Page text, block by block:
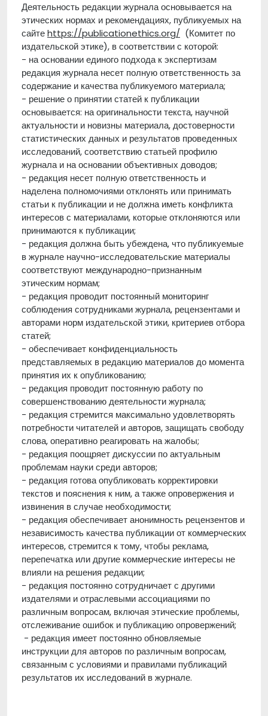
Деятельность редакции журнала основывается на
этических нормах и рекомендациях, публикуемых на
сайтеhttps://publicationethics.org/ (Комитет по
издательской этике), в соответствии с которой:
- на основании единого подхода к экспертизам
редакция журнала несет полную ответственность за
содержание и качества публикуемого материала;
- решение о принятии статей к публикации
основывается: на оригинальности текста, научной
актуальности и новизны материала, достоверности
статистических данных и результатов проведенных
исследований, соответствию статьей профилю
журнала и на основании объективных доводов;
- редакция несет полную ответственность и
наделена полномочиями отклонять или принимать
статьи к публикации и не должна иметь конфликта
интересов с материалами, которые отклоняются или
принимаются к публикации;
- редакция должна быть убеждена, что публикуемые
в журнале научно-исследовательские материалы
соответствуют международно-признанным
этическим нормам;
- редакция проводит постоянный мониторинг
соблюдения сотрудниками журнала, рецензентами и
авторами норм издательской этики, критериев отбора
статей;
- обеспечивает конфиденциальность
представляемых в редакцию материалов до момента
принятия их к опубликованию;
- редакция проводит постоянную работу по
совершенствованию деятельности журнала;
- редакция стремится максимально удовлетворять
потребности читателей и авторов, защищать свободу
слова, оперативно реагировать на жалобы;
- редакция поощряет дискуссии по актуальным
проблемам науки среди авторов;
- редакция готова опубликовать корректировки
текстов и пояснения к ним, а также опровержения и
извинения в случае необходимости;
- редакция обеспечивает анонимность рецензентов и
независимость качества публикации от коммерческих
интересов, стремится к тому, чтобы реклама,
перепечатка или другие коммерческие интересы не
влияли на решения редакции;
- редакция постоянно сотрудничает с другими
издателями и отраслевыми ассоциациями по
различным вопросам, включая этические проблемы,
отслеживание ошибок и публикацию опровержений;
- редакция имеет постоянно обновляемые
инструкции для авторов по различным вопросам,
связанным с условиями и правилами публикаций
результатов их исследований в журнале.